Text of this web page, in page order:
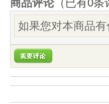
商品评论（已有0条
如果您对本商品